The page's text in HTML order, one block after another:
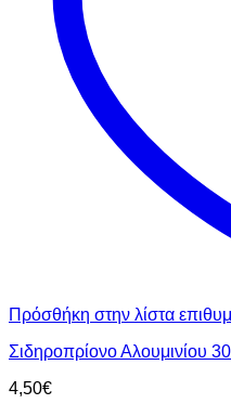
Πρόσθήκη στην λίστα
Σιδηροπρίονο Αλουμινίου
4,50€